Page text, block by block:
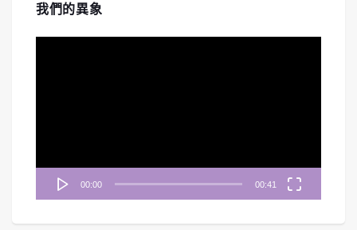
我們的異象
00:00 00:41